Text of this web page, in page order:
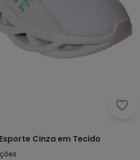
Cinza em Tecido